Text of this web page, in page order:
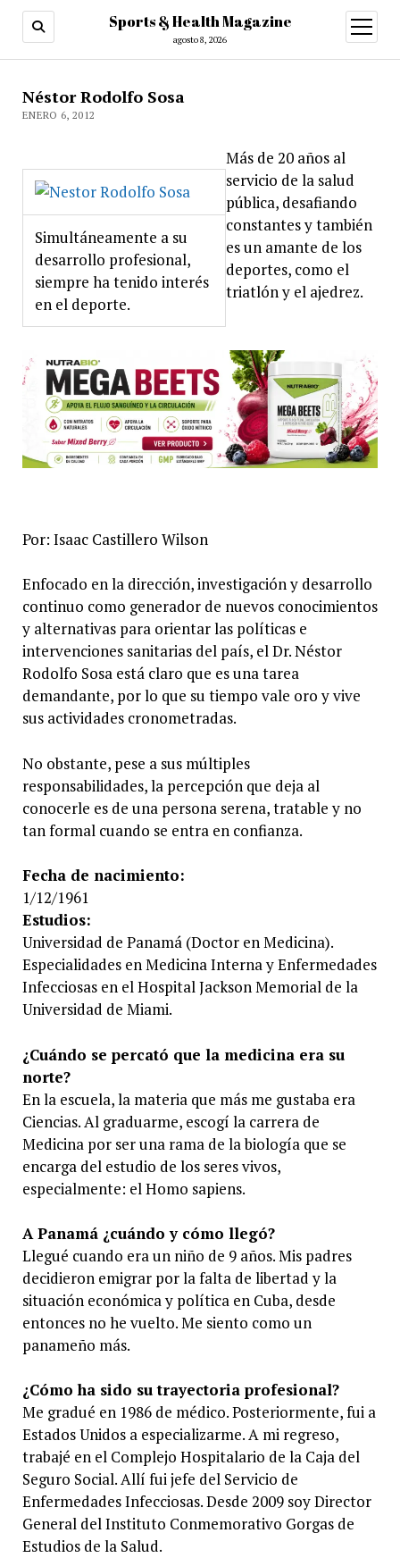
Sports & Health Magazine
agosto 8, 2026
abrir
menú
Néstor Rodolfo Sosa
ENERO 6, 2012
Simultáneamente a su
desarrollo profesional,
siempre ha tenido interés
en el deporte.
Más de 20 años al
servicio de la salud
pública, desafiando
constantes y también
es un amante de los
deportes, como el
triatlón y el ajedrez.
Por: Isaac Castillero Wilson
Enfocado en la dirección, investigación y desarrollo
continuo como generador de nuevos conocimientos
y alternativas para orientar las políticas e
intervenciones sanitarias del país, el Dr. Néstor
Rodolfo Sosa está claro que es una tarea
demandante, por lo que su tiempo vale oro y vive
sus actividades cronometradas.
No obstante, pese a sus múltiples
responsabilidades, la percepción que deja al
conocerle es de una persona serena, tratable y no
tan formal cuando se entra en confianza.
Fecha de nacimiento:
1/12/1961
Estudios:
Universidad de Panamá (Doctor en Medicina).
Especialidades en Medicina Interna y Enfermedades
Infecciosas en el Hospital Jackson Memorial de la
Universidad de Miami.
¿Cuándo se percató que la medicina era su
norte?
En la escuela, la materia que más me gustaba era
Ciencias. Al graduarme, escogí la carrera de
Medicina por ser una rama de la biología que se
encarga del estudio de los seres vivos,
especialmente: el Homo sapiens.
A Panamá ¿cuándo y cómo llegó?
Llegué cuando era un niño de 9 años. Mis padres
decidieron emigrar por la falta de libertad y la
situación económica y política en Cuba, desde
entonces no he vuelto. Me siento como un
panameño más.
¿Cómo ha sido su trayectoria profesional?
Me gradué en 1986 de médico. Posteriormente, fui a
Estados Unidos a especializarme. A mi regreso,
trabajé en el Complejo Hospitalario de la Caja del
Seguro Social. Allí fui jefe del Servicio de
Enfermedades Infecciosas. Desde 2009 soy Director
General del Instituto Conmemorativo Gorgas de
Estudios de la Salud.